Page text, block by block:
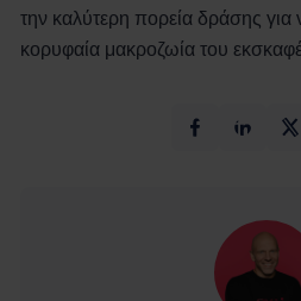
την καλύτερη πορεία δράσης για
κορυφαία μακροζωία του